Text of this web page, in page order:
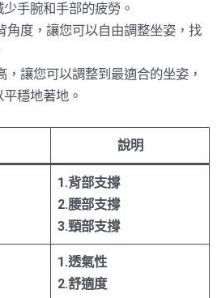
手腕和手部的疲勞。
角度，讓您可以自由調整坐姿，找
，讓您可以調整到最適合的坐姿，
穩地著地。
說明
1.背部支撐
2.腰部支撐
3.頸部支撐
1.透氣性
2.舒適度